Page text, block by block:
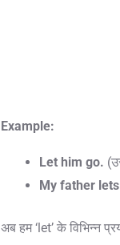
Example:
Let him go.
My father
अब हम ‘let’ के विभिन्न